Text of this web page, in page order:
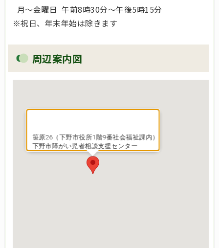
月～金曜日 午前8時30分～午後5時15分
※祝日、年末年始は除きます
周辺案内図
笹原26（下野市役所1階9番社会福祉課内）
下野市障がい児者相談支援センター